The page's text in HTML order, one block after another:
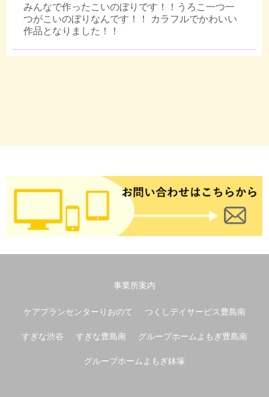
みんなで作ったこいのぼりです！！うろこ一つ一
つがこいのぼりなんです！！ カラフルでかわいい
作品となりました！！
事業所案内
ケアプランセンターりおのて つくしデイサービス豊島南
すぎな渋谷 すぎな豊島南 グループホームよもぎ豊島南
グループホームよもぎ鉢塚